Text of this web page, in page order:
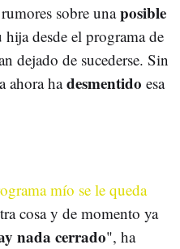
sobre unaposible
hija desde el programa de
dejado de sucederse. Sin
ahora hadesmentido esa
mío se le queda
cosa y de momento ya
nada cerrado", ha